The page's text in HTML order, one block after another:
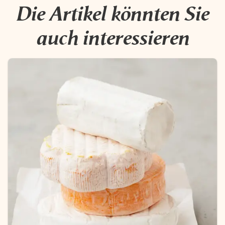
Die Artikel könnten Sie
auch interessieren